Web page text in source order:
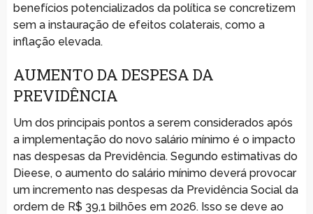
benefícios potencializados da política se concretizem
sem a instauração de efeitos colaterais, como a
inflação elevada.
AUMENTO DA DESPESA DA
PREVIDÊNCIA
Um dos principais pontos a serem considerados após
a implementação do novo salário mínimo é o impacto
nas despesas da Previdência. Segundo estimativas do
Dieese, o aumento do salário mínimo deverá provocar
um incremento nas despesas da Previdência Social da
ordem de R$ 39,1 bilhões em 2026. Isso se deve ao